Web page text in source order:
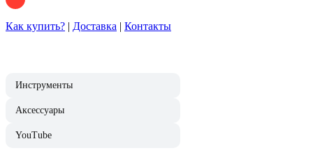
Как купить? | Доставка | Контакты
Инструменты
Аксессуары
YouTube